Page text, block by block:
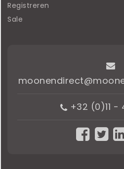
Registreren
Sale
+32 (0)11 -